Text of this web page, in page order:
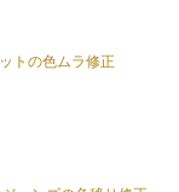
トの色ムラ修正